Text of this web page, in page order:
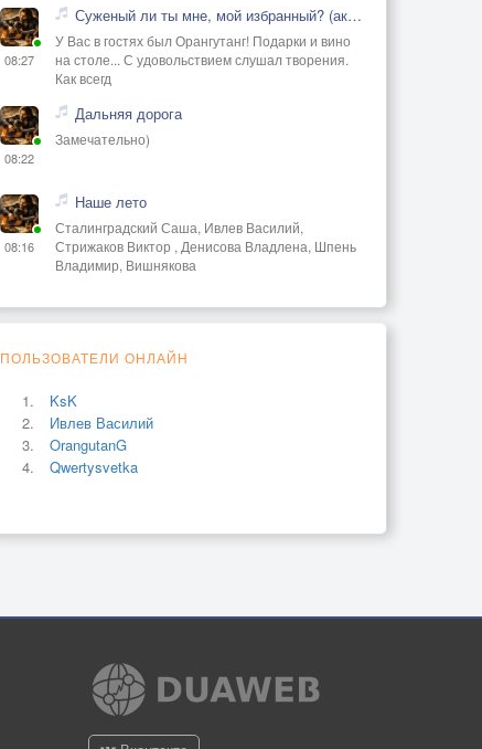
08:27
Суженый ли ты мне, мой избранный? (акустика)
У Вас в гостях был Орангутанг! Подарки и вино
на столе... С удовольствием слушал творения.
Как всегд
08:22
Дальняя дорога
Замечательно)
08:16
Наше лето
Сталинградский Саша, Ивлев Василий,
Стрижаков Виктор , Денисова Владлена, Шпень
Владимир, Вишнякова
ПОЛЬЗОВАТЕЛИ ОНЛАЙН
KsK
Ивлев Василий
OrangutanG
Qwertysvetka